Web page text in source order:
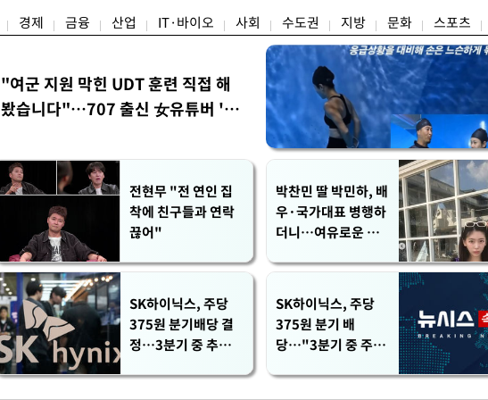
경제 금융 산업 IT·바이오 사회 수도권 지방 문화 스포츠
"여군 지원 막힌 UDT 훈련 직접 해
봤습니다"…707 출신 女유튜버 '완
전현무 "전 연인 집
착에 친구들과 연락
끊어"
박찬민 딸 박민하, 배
우·국가대표 병행하
더니…여유로운 근
SK하이닉스, 주당
375원 분기배당 결
정…3분기 중 추가
SK하이닉스, 주당
375원 분기 배
당…"3분기 중 주주